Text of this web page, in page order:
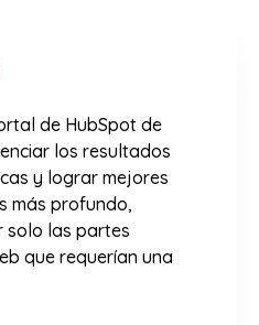
de HubSpot de
los resultados
y lograr mejores
más profundo,
solo las partes
que requerían una